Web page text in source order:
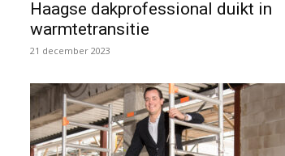
Haagse dakprofessional duikt in
warmtetransitie
21 december 2023